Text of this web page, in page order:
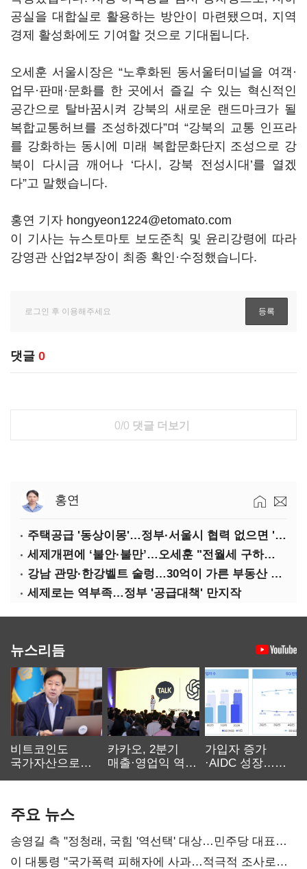
공실을 대합실로 활용하는 방안이 마련됐으며, 지역
경제 활성화에도 기여할 것으로 기대됩니다.
오세훈 서울시장은 “노후화된 동서울터미널을 여객·
업무·판매·문화를 한 곳에서 즐길 수 있는 혁신적인
공간으로 탈바꿈시켜 강북의 새로운 랜드마크가 될
복합교통허브를 조성하겠다”며 “강북의 교통 인프라
를 강화하는 동시에 미래 복합문화단지 조성으로 강
북이 다시금 깨어나 ‘다시, 강북 전성시대’를 열겠
다”고 말했습니다.
홍연 기자 hongyeon1224@etomato.com
이 기사는 뉴스토마토 보도준칙 및 윤리강령에 따라
강영관 산업2부장이 최종 확인·수정했습니다.
댓글 0
0/0 댓글 더보기
홍연
주택공급 '동상이몽'…정부·서울시 협력 없으면 '공수표'
세제개편에 ‘불안·불만’…오세훈 "전월세 구하기 더 힘들어질 것"
강남 관망·한강벨트 술렁…30억이 가른 부동산 민심
세제로는 역부족…정부 '공급대책' 만지작
뉴스리듬
비트코인도
국가자산으로…'
카카오, 2분기
매출·영업익 역대
가입자 증가
·AIDC 성장…
주요 뉴스
송영길 측 "정청래, 국힘 '역선택' 대상…민주당 대표로
총선 지휘 못해"
이 대통령 "국가폭력 피해자에 사과…적극적 조사로